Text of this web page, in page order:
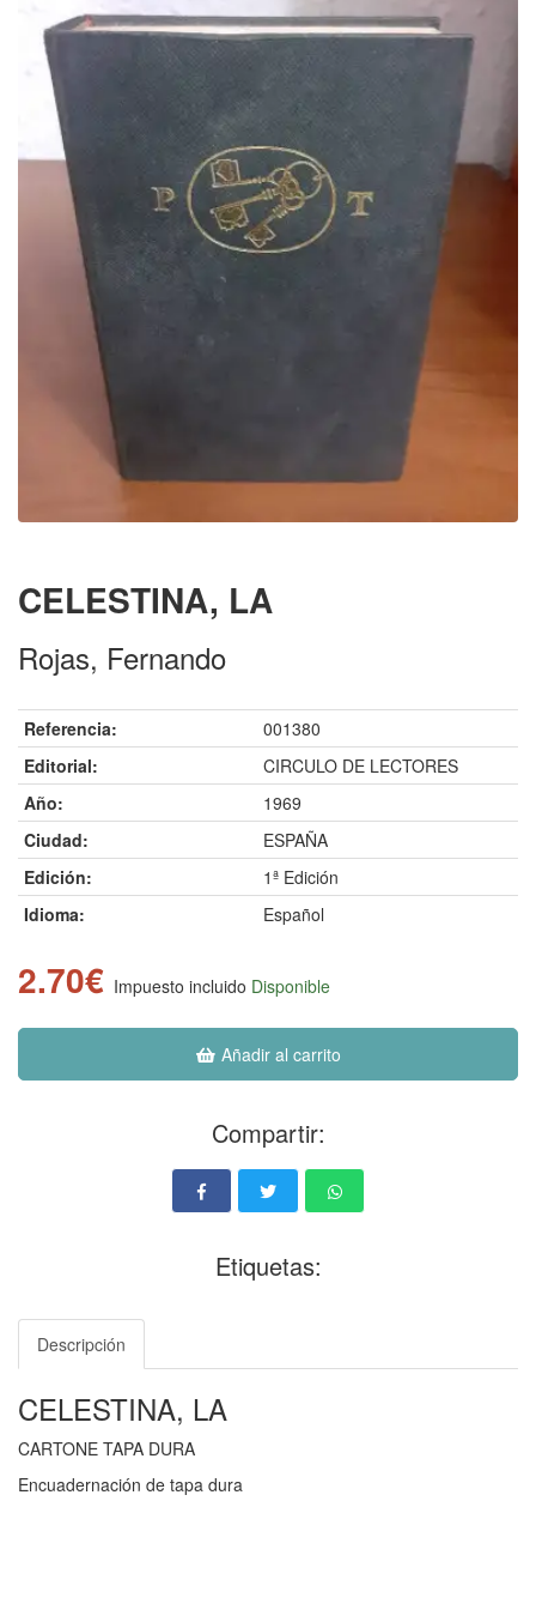
CELESTINA, LA
Rojas, Fernando
Referencia:
001380
Editorial:
CIRCULO DE LECTORES
Año:
1969
Ciudad:
ESPAÑA
Edición:
1ª Edición
Idioma:
Español
2.70€ Impuesto incluido Disponible
Añadir al carrito
Compartir:
Etiquetas:
Descripción
CELESTINA, LA
CARTONE TAPA DURA
Encuadernación de tapa dura